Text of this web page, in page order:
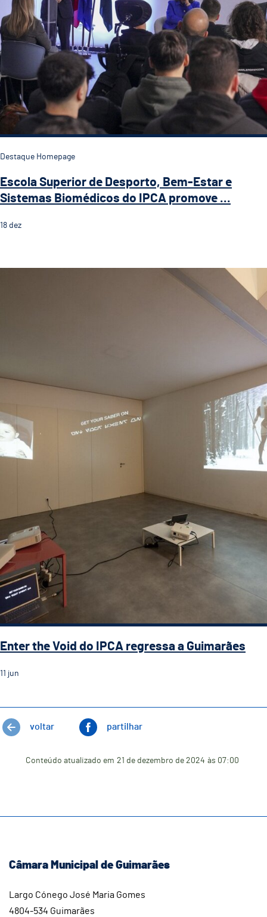
Destaque Homepage
Escola Superior de Desporto, Bem-Estar e
Sistemas Biomédicos do IPCA promove ...
18 dez
Enter the Void do IPCA regressa a Guimarães
Enter the Void do IPCA regressa a Guimarães
11 jun
voltar partilhar
Conteúdo atualizado em 21 de dezembro de 2024 às 07:00
Câmara Municipal de Guimarães
Largo Cónego José Maria Gomes
4804-534 Guimarães